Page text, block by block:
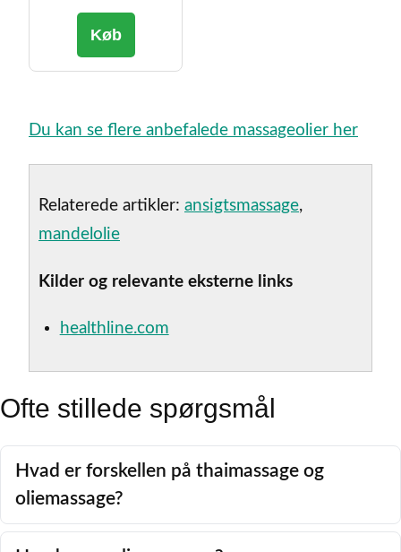
oprindelige
pris
kr.119,00.kr.79,00.
Køb
Du kan se flere anbefalede massageolier her
Relaterede artikler: ansigtsmassage,
mandelolie
Kilder og relevante eksterne links
healthline.com
Ofte stillede spørgsmål
Hvad er forskellen på thaimassage og
oliemassage?